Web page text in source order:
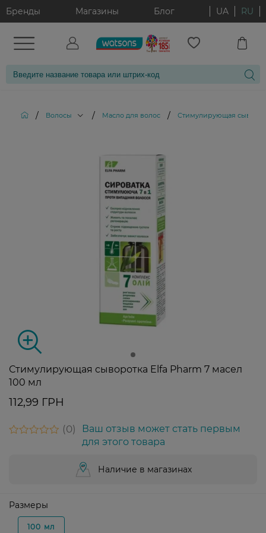
Бренды Магазины Блог UA RU
/ Волосы / Масло для волос / Стимулирующая
Стимулирующая сыворотка Elfa Pharm 7 масел
100 мл
112,99 ГРН
0
Ваш отзыв может стать первым
для этого товара
Наличие в магазинах
Размеры
100 мл